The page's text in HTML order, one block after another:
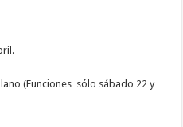
(Funciones sólo sábado 22 y